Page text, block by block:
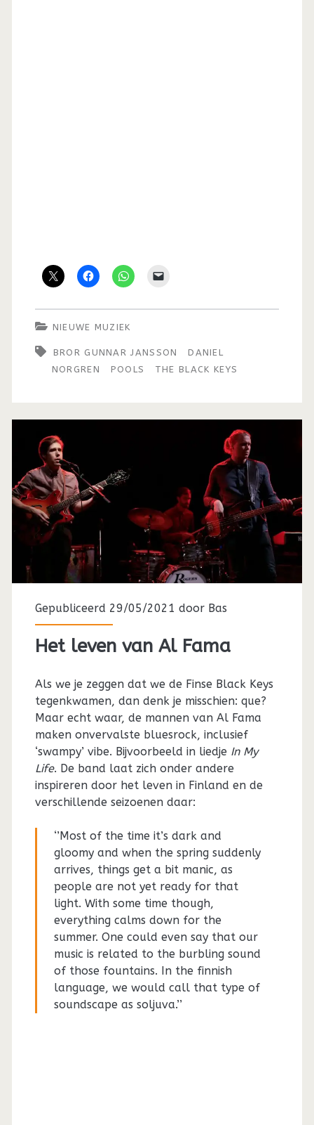
NIEUWE MUZIEK
BROR GUNNAR JANSSON
DANIEL
NORGREN
POOLS THE BLACK KEYS
Gepubliceerd 29/05/2021 door Bas
Het leven van Al Fama
Als we je zeggen dat we de Finse Black Keys
tegenkwamen, dan denk je misschien: que?
Maar echt waar, de mannen van Al Fama
maken onvervalste bluesrock, inclusief
‘swampy’ vibe. Bijvoorbeeld in liedje In My
Life. De band laat zich onder andere
inspireren door het leven in Finland en de
verschillende seizoenen daar:
‘’Most of the time it’s dark and
gloomy and when the spring suddenly
arrives, things get a bit manic, as
people are not yet ready for that
light. With some time though,
everything calms down for the
summer. One could even say that our
music is related to the burbling sound
of those fountains. In the finnish
language, we would call that type of
soundscape as soljuva.’’